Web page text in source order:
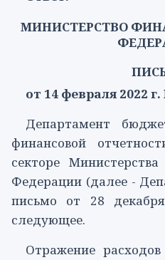
МИНИСТЕРСТВО
от 14 февраля 2022 г.
Департамент
финансовой
секторе
Федерации (далее -
письмо от 28
следующее.
Отражение